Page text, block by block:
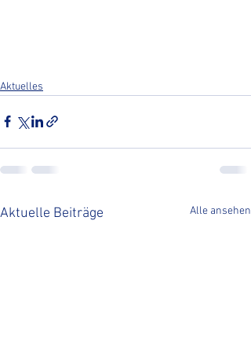
Aktuelles
Aktuelle Beiträge Alle ansehen